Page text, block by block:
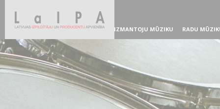
IZMANTOJU MŪZIKU RADU